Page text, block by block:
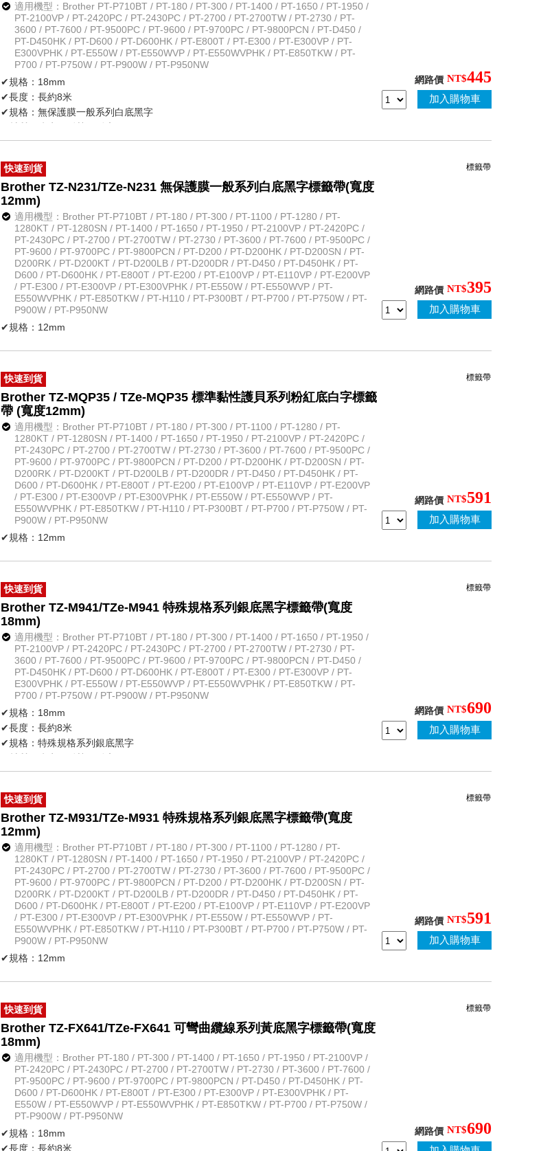
適用機型：Brother PT-P710BT / PT-180 / PT-300 / PT-1400 / PT-1650 / PT-1950 /
PT-2100VP / PT-2420PC / PT-2430PC / PT-2700 / PT-2700TW / PT-2730 / PT-
3600 / PT-7600 / PT-9500PC / PT-9600 / PT-9700PC / PT-9800PCN / PT-D450 /
PT-D450HK / PT-D600 / PT-D600HK / PT-E800T / PT-E300 / PT-E300VP / PT-
E300VPHK / PT-E550W / PT-E550WVP / PT-E550WVPHK / PT-E850TKW / PT-
P700 / PT-P750W / PT-P900W / PT-P950NW
✔規格：18mm
✔長度：長約8米
✔規格：無保護膜一般系列白底黑字
✔不怕紫外線、化學藥品
網路價 NT$445
加入購物車
快速到貨
Brother TZ-N231/TZe-N231 無保護膜一般系列白底黑字標籤帶(寬度
12mm)
適用機型：Brother PT-P710BT / PT-180 / PT-300 / PT-1100 / PT-1280 / PT-
1280KT / PT-1280SN / PT-1400 / PT-1650 / PT-1950 / PT-2100VP / PT-2420PC /
PT-2430PC / PT-2700 / PT-2700TW / PT-2730 / PT-3600 / PT-7600 / PT-9500PC /
PT-9600 / PT-9700PC / PT-9800PCN / PT-D200 / PT-D200HK / PT-D200SN / PT-
D200RK / PT-D200KT / PT-D200LB / PT-D200DR / PT-D450 / PT-D450HK / PT-
D600 / PT-D600HK / PT-E800T / PT-E200 / PT-E100VP / PT-E110VP / PT-E200VP
/ PT-E300 / PT-E300VP / PT-E300VPHK / PT-E550W / PT-E550WVP / PT-
E550WVPHK / PT-E850TKW / PT-H110 / PT-P300BT / PT-P700 / PT-P750W / PT-
P900W / PT-P950NW
✔規格：12mm
✔材質：防水、耐熱、耐磨
✔不怕紫外線、化學藥品
✔原廠公司貨
標籤帶
網路價 NT$395
加入購物車
快速到貨
Brother TZ-MQP35 / TZe-MQP35 標準黏性護貝系列粉紅底白字標籤
帶 (寬度12mm)
適用機型：Brother PT-P710BT / PT-180 / PT-300 / PT-1100 / PT-1280 / PT-
1280KT / PT-1280SN / PT-1400 / PT-1650 / PT-1950 / PT-2100VP / PT-2420PC /
PT-2430PC / PT-2700 / PT-2700TW / PT-2730 / PT-3600 / PT-7600 / PT-9500PC /
PT-9600 / PT-9700PC / PT-9800PCN / PT-D200 / PT-D200HK / PT-D200SN / PT-
D200RK / PT-D200KT / PT-D200LB / PT-D200DR / PT-D450 / PT-D450HK / PT-
D600 / PT-D600HK / PT-E800T / PT-E200 / PT-E100VP / PT-E110VP / PT-E200VP
/ PT-E300 / PT-E300VP / PT-E300VPHK / PT-E550W / PT-E550WVP / PT-
E550WVPHK / PT-E850TKW / PT-H110 / PT-P300BT / PT-P700 / PT-P750W / PT-
P900W / PT-P950NW
✔規格：12mm
✔不怕紫外線、化學藥品
✔原廠公司貨
標籤帶
網路價 NT$591
加入購物車
快速到貨
Brother TZ-M941/TZe-M941 特殊規格系列銀底黑字標籤帶(寬度
18mm)
適用機型：Brother PT-P710BT / PT-180 / PT-300 / PT-1400 / PT-1650 / PT-1950 /
PT-2100VP / PT-2420PC / PT-2430PC / PT-2700 / PT-2700TW / PT-2730 / PT-
3600 / PT-7600 / PT-9500PC / PT-9600 / PT-9700PC / PT-9800PCN / PT-D450 /
PT-D450HK / PT-D600 / PT-D600HK / PT-E800T / PT-E300 / PT-E300VP / PT-
E300VPHK / PT-E550W / PT-E550WVP / PT-E550WVPHK / PT-E850TKW / PT-
P700 / PT-P750W / PT-P900W / PT-P950NW
✔規格：18mm
✔長度：長約8米
✔規格：特殊規格系列銀底黑字
✔不怕紫外線、化學藥品
標籤帶
網路價 NT$690
加入購物車
快速到貨
Brother TZ-M931/TZe-M931 特殊規格系列銀底黑字標籤帶(寬度
12mm)
適用機型：Brother PT-P710BT / PT-180 / PT-300 / PT-1100 / PT-1280 / PT-
1280KT / PT-1280SN / PT-1400 / PT-1650 / PT-1950 / PT-2100VP / PT-2420PC /
PT-2430PC / PT-2700 / PT-2700TW / PT-2730 / PT-3600 / PT-7600 / PT-9500PC /
PT-9600 / PT-9700PC / PT-9800PCN / PT-D200 / PT-D200HK / PT-D200SN / PT-
D200RK / PT-D200KT / PT-D200LB / PT-D200DR / PT-D450 / PT-D450HK / PT-
D600 / PT-D600HK / PT-E800T / PT-E200 / PT-E100VP / PT-E110VP / PT-E200VP
/ PT-E300 / PT-E300VP / PT-E300VPHK / PT-E550W / PT-E550WVP / PT-
E550WVPHK / PT-E850TKW / PT-H110 / PT-P300BT / PT-P700 / PT-P750W / PT-
P900W / PT-P950NW
✔規格：12mm
✔材質：防水、耐熱、耐磨
✔不怕紫外線、化學藥品
✔原廠公司貨
標籤帶
網路價 NT$591
加入購物車
快速到貨
Brother TZ-FX641/TZe-FX641 可彎曲纜線系列黃底黑字標籤帶(寬度
18mm)
適用機型：Brother PT-180 / PT-300 / PT-1400 / PT-1650 / PT-1950 / PT-2100VP /
PT-2420PC / PT-2430PC / PT-2700 / PT-2700TW / PT-2730 / PT-3600 / PT-7600 /
PT-9500PC / PT-9600 / PT-9700PC / PT-9800PCN / PT-D450 / PT-D450HK / PT-
D600 / PT-D600HK / PT-E800T / PT-E300 / PT-E300VP / PT-E300VPHK / PT-
E550W / PT-E550WVP / PT-E550WVPHK / PT-E850TKW / PT-P700 / PT-P750W /
PT-P900W / PT-P950NW
✔規格：18mm
✔長度：長約8米
標籤帶
網路價 NT$690